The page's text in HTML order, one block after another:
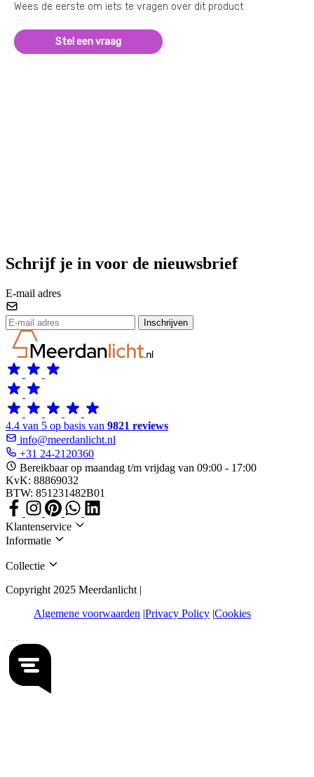
Wees de eerste om iets te vragen over dit product
Stel een vraag
Schrijf je in voor de nieuwsbrief
E-mail adres
Inschrijven
4.4 van 5 op basis van 9821 reviews
info@meerdanlicht.nl
+31 24-2120360
Bereikbaar op maandag t/m vrijdag van 09:00 - 17:00
KvK: 88869032
BTW: 851231482B01
Klantenservice
Informatie
Collectie
Copyright 2025 Meerdanlicht |
Algemene voorwaarden Privacy Policy Cookies